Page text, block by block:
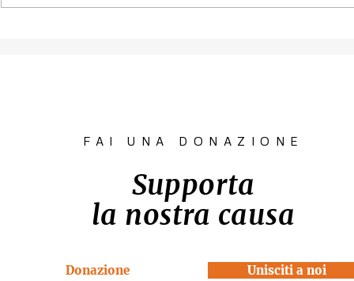
FAI UNA DONAZIONE
Supporta
la nostra causa
Donazione Unisciti a noi